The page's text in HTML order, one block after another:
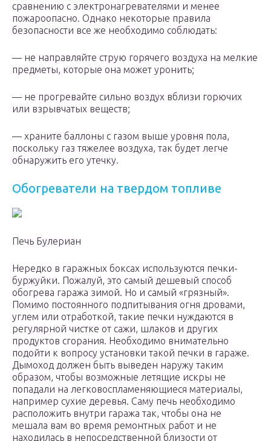
сравнению с электронагревателями и менее
пожароопасно. Однако некоторые правила
безопасности все же необходимо соблюдать:
— не направляйте струю горячего воздуха на мелкие
предметы, которые она может уронить;
— не прогревайте сильно воздух вблизи горючих
или взрывчатых веществ;
— храните баллоны с газом выше уровня пола,
поскольку газ тяжелее воздуха, так будет легче
обнаружить его утечку.
Обогреватели на твердом топливе
Печь Булериан
Нередко в гаражных боксах используются печки-
буржуйки. Пожалуй, это самый дешевый способ
обогрева гаража зимой. Но и самый «грязный».
Помимо постоянного подпитывания огня дровами,
углем или отработкой, такие печки нуждаются в
регулярной чистке от сажи, шлаков и других
продуктов сгорания. Необходимо внимательно
подойти к вопросу установки такой печки в гараже.
Дымоход должен быть выведен наружу таким
образом, чтобы возможные летящие искры не
попадали на легковоспламеняющиеся материалы,
например сухие деревья. Саму печь необходимо
расположить внутри гаража так, чтобы она не
мешала вам во время ремонтных работ и не
находилась в непосредственной близости от